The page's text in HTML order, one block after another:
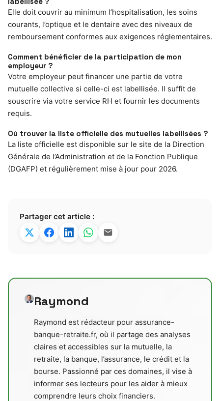
Elle doit couvrir au minimum l’hospitalisation, les soins
courants, l’optique et le dentaire avec des niveaux de
remboursement conformes aux exigences réglementaires.
Comment bénéficier de la participation de mon
employeur ?
Votre employeur peut financer une partie de votre
mutuelle collective si celle-ci est labellisée. Il suffit de
souscrire via votre service RH et fournir les documents
requis.
Où trouver la liste officielle des mutuelles labellisées ?
La liste officielle est disponible sur le site de la Direction
Générale de l’Administration et de la Fonction Publique
(DGAFP) et régulièrement mise à jour pour 2026.
Partager cet article :
Raymond
Raymond est rédacteur pour assurance-
banque-retraite.fr, où il partage des analyses
claires et accessibles sur la mutuelle, la
retraite, la banque, l’assurance, le crédit et la
bourse. Passionné par ces domaines, il vise à
informer ses lecteurs pour les aider à mieux
comprendre leurs choix financiers.